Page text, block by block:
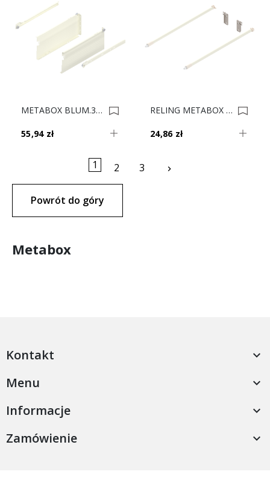
METABOX BLUM.320H3500C15 MX KREM 15cm 0001707
55,94 zł
RELING METABOX ZRE.521S KREM 55 Cm 0001373
24,86 zł
1 2 3 keyboard_arrow_right
Powrót do góry
Metabox
Kontakt 
Menu 
Informacje 
Zamówienie 